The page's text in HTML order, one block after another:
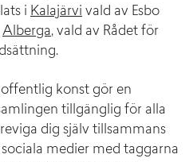
i Kalajärvi vald av Esbo
Alberga, vald av Rådet för
konst gör en
tillgänglig för alla
dig själv tillsammans
medier med taggarna